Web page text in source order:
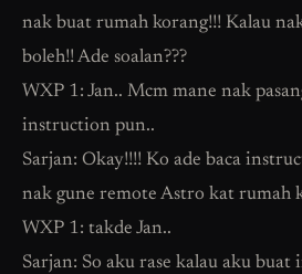
nak buat rumah korang!!! Kalau
boleh!! Ade soalan???
WXP 1: Jan.. Mcm mane nak
instruction pun..
Sarjan: Okay!!!! Ko ade baca
nak gune remote Astro kat rumah
WXP 1: takde Jan..
Sarjan: So aku rase kalau aku